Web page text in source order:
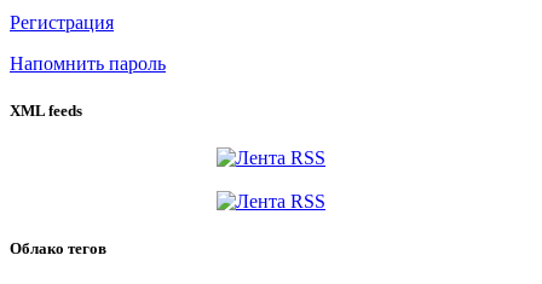
Регистрация
Напомнить пароль
XML feeds
Облако тегов